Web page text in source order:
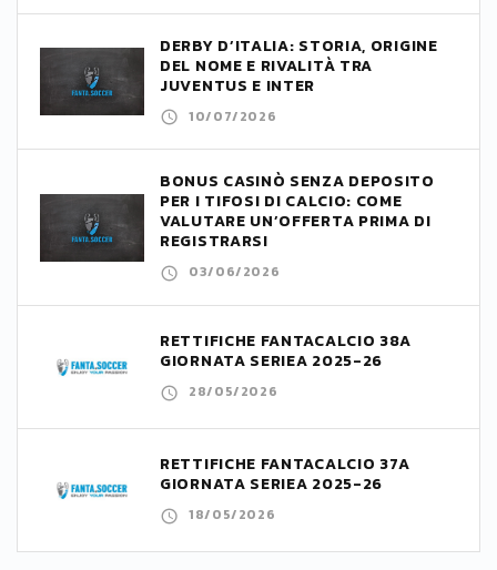
DERBY D’ITALIA: STORIA, ORIGINE
DEL NOME E RIVALITÀ TRA
JUVENTUS E INTER
10/07/2026
BONUS CASINÒ SENZA DEPOSITO
PER I TIFOSI DI CALCIO: COME
VALUTARE UN’OFFERTA PRIMA DI
REGISTRARSI
03/06/2026
RETTIFICHE FANTACALCIO 38A
GIORNATA SERIEA 2025-26
28/05/2026
RETTIFICHE FANTACALCIO 37A
GIORNATA SERIEA 2025-26
18/05/2026